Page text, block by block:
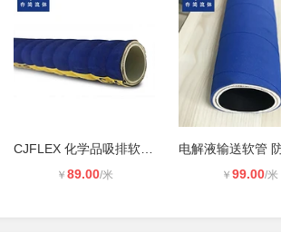
￥ 89.00/米 ￥ 99.00/米